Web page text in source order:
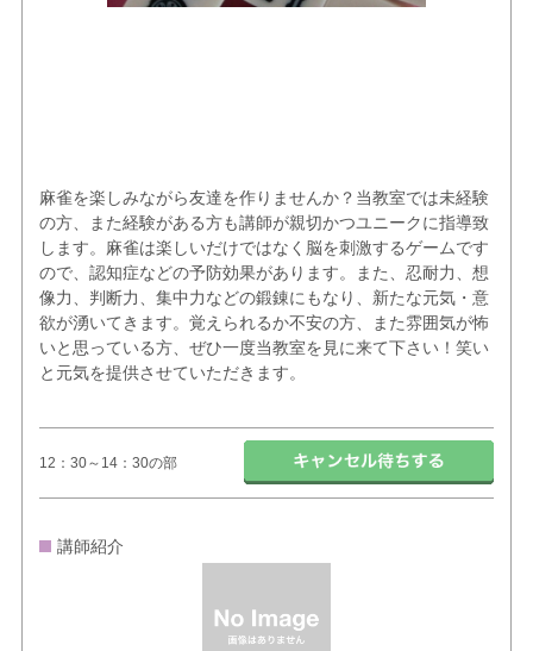
麻雀を楽しみながら友達を作りませんか？当教室では未経験
の方、また経験がある方も講師が親切かつユニークに指導致
します。麻雀は楽しいだけではなく脳を刺激するゲームです
ので、認知症などの予防効果があります。また、忍耐力、想
像力、判断力、集中力などの鍛錬にもなり、新たな元気・意
欲が湧いてきます。覚えられるか不安の方、また雰囲気が怖
いと思っている方、ぜひ一度当教室を見に来て下さい！笑い
と元気を提供させていただきます。
12：30～14：30の部
講師紹介